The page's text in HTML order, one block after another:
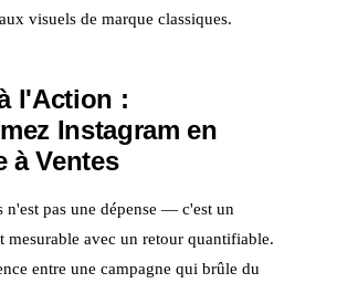
aux visuels de marque classiques.
l'Action :
Instagram en
à Ventes
n'est pas une dépense — c'est un
mesurable avec un retour quantifiable.
entre une campagne qui brûle du